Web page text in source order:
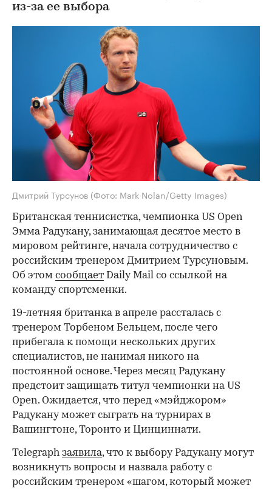
из-за ее выбора
Дмитрий Турсунов (Фото: Mark Nolan/Getty Images)
Британская теннисистка, чемпионка US Open
Эмма Радукану, занимающая десятое место в
мировом рейтинге, начала сотрудничество с
российским тренером Дмитрием Турсуновым.
Об этом сообщает Daily Mail со ссылкой на
команду спортсменки.
19-летняя британка в апреле рассталась с
тренером Торбеном Бельцем, после чего
прибегала к помощи нескольких других
специалистов, не нанимая никого на
постоянной основе. Через месяц Радукану
предстоит защищать титул чемпионки на US
Open. Ожидается, что перед «мэйджором»
Радукану может сыграть на турнирах в
Вашингтоне, Торонто и Цинциннати.
Telegraph заявила, что к выбору Радукану могут
возникнуть вопросы и назвала работу с
российским тренером «шагом, который может